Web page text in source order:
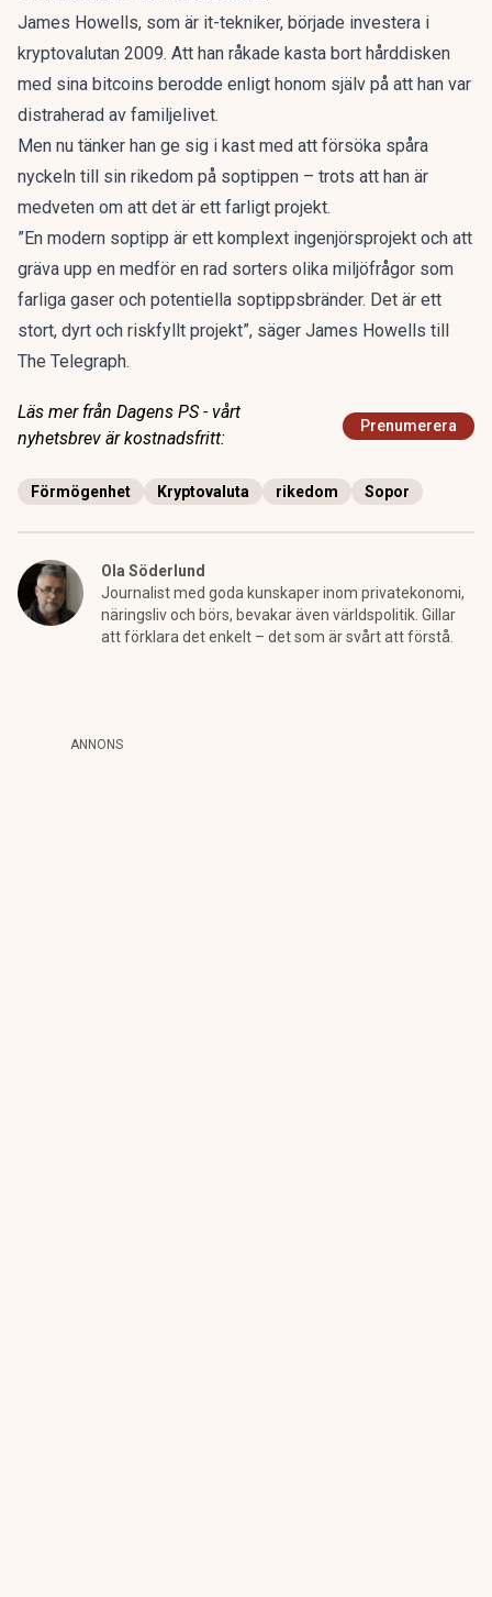
James Howells, som är it-tekniker, började investera i
kryptovalutan 2009. Att han råkade kasta bort hårddisken
med sina bitcoins berodde enligt honom själv på att han var
distraherad av familjelivet.
Men nu tänker han ge sig i kast med att försöka spåra
nyckeln till sin rikedom på soptippen – trots att han är
medveten om att det är ett farligt projekt.
”En modern soptipp är ett komplext ingenjörsprojekt och att
gräva upp en medför en rad sorters olika miljöfrågor som
farliga gaser och potentiella soptippsbränder. Det är ett
stort, dyrt och riskfyllt projekt”, säger James Howells till
The Telegraph.
Läs mer från Dagens PS - vårt
nyhetsbrev är kostnadsfritt:
Prenumerera
Förmögenhet Kryptovaluta rikedom Sopor
Ola Söderlund
Journalist med goda kunskaper inom privatekonomi,
näringsliv och börs, bevakar även världspolitik. Gillar
att förklara det enkelt – det som är svårt att förstå.
ANNONS